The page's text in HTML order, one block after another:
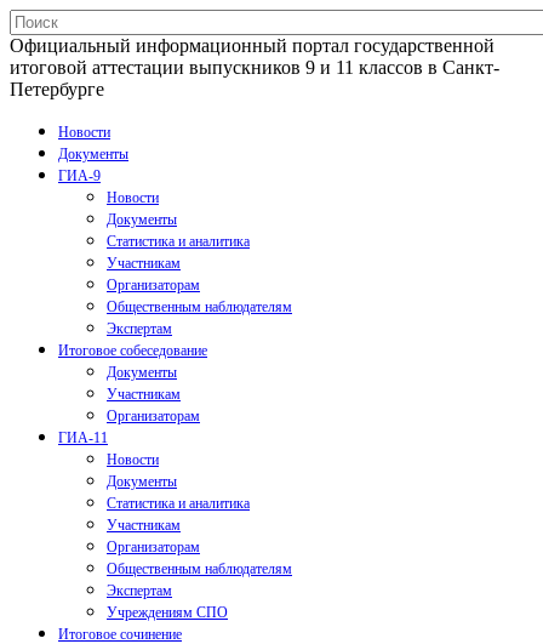
Официальный информационный портал государственной
итоговой аттестации выпускников 9 и 11 классов в Санкт-
Петербурге
Новости
Документы
ГИА-9
Новости
Документы
Статистика и аналитика
Участникам
Организаторам
Общественным наблюдателям
Экспертам
Итоговое собеседование
Документы
Участникам
Организаторам
ГИА-11
Новости
Документы
Статистика и аналитика
Участникам
Организаторам
Общественным наблюдателям
Экспертам
Учреждениям СПО
Итоговое сочинение